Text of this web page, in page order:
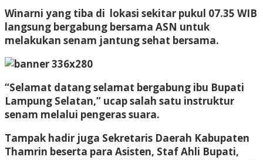
Winarni yang tiba di lokasi sekitar pukul 07.35 WIB
langsung bergabung bersama ASN untuk
melakukan senam jantung sehat bersama.
“Selamat datang selamat bergabung ibu Bupati
Lampung Selatan,” ucap salah satu instruktur
senam melalui pengeras suara.
Tampak hadir juga Sekretaris Daerah Kabupaten
Thamrin beserta para Asisten, Staf Ahli Bupati,